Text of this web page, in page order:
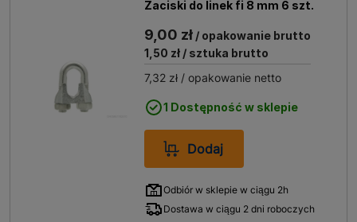
Zaciski do linek fi 8 mm 6 szt.
9,00 zł / opakowanie brutto
1,50 zł / sztuka brutto
7,32 zł / opakowanie netto
1 Dostępność w sklepie
Dodaj
Odbiór w sklepie w ciągu 2h
Dostawa w ciągu 2 dni roboczych